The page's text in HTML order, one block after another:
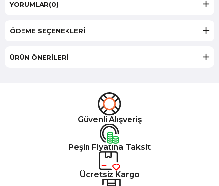
YORUMLAR(0)
ÖDEME SEÇENEKLERI
ÜRÜN ÖNERILERI
Güvenli Alışveriş
Peşin Fiyatına Taksit
Ücretsiz Kargo